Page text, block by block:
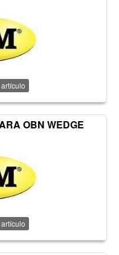
OBN WEDGE